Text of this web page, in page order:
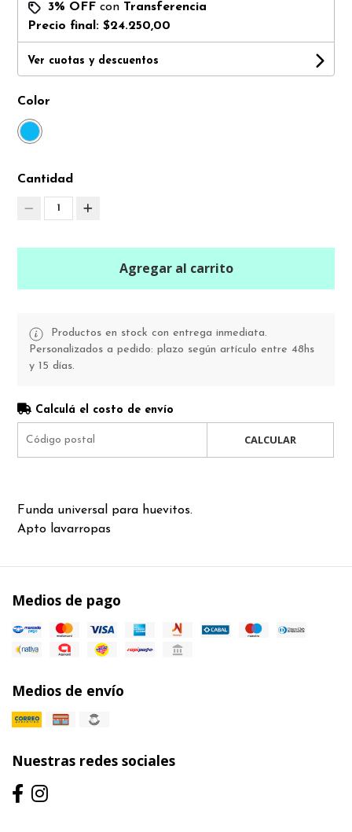
3% OFF con Transferencia
Precio final:$24.250,00
Ver cuotas y descuentos
Color
Cantidad
1
Agregar al carrito
Productos en stock con entrega inmediata.
Personalizados a pedido: plazo según artículo entre 48hs
y 15 días.
Calculá el costo de envío
CALCULAR
Funda universal para huevitos.
Apto lavarropas
Medios de pago
Medios de envío
Nuestras redes sociales